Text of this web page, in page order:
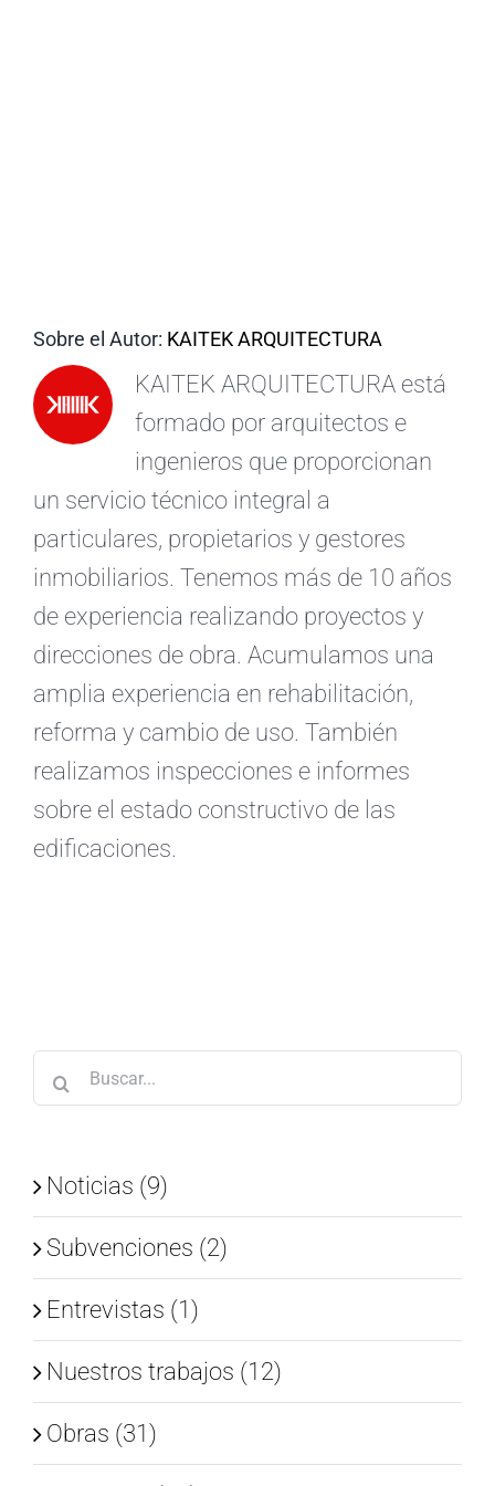
Sobre el Autor: KAITEK ARQUITECTURA
KAITEK ARQUITECTURA está
formado por arquitectos e
ingenieros que proporcionan
un servicio técnico integral a
particulares, propietarios y gestores
inmobiliarios. Tenemos más de 10 años
de experiencia realizando proyectos y
direcciones de obra. Acumulamos una
amplia experiencia en rehabilitación,
reforma y cambio de uso. También
realizamos inspecciones e informes
sobre el estado constructivo de las
edificaciones.
Buscar:
Noticias (9)
Subvenciones (2)
Entrevistas (1)
Nuestros trabajos (12)
Obras (31)